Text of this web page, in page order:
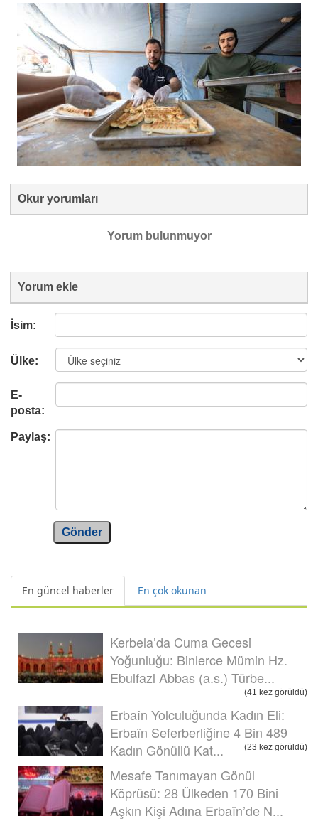
Okur yorumları
Yorum bulunmuyor
Yorum ekle
İsim:
Ülke:
E-
posta:
Paylaş:
Gönder
En güncel haberler En çok okunan
Kerbela’da Cuma Gecesi
Yoğunluğu: Binlerce Mümin Hz.
Ebulfazl Abbas (a.s.) Türbe...
(41 kez görüldü)
Erbaîn Yolculuğunda Kadın Eli:
Erbaîn Seferberliğine 4 Bin 489
Kadın Gönüllü Kat...
(23 kez görüldü)
Mesafe Tanımayan Gönül
Köprüsü: 28 Ülkeden 170 Bini
Aşkın Kişi Adına Erbaîn’de N...